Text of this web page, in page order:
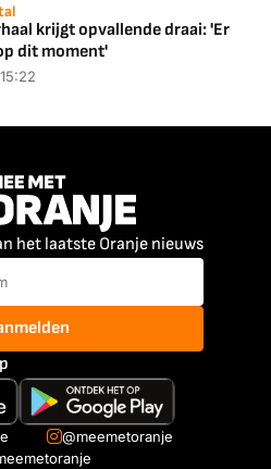
krijgt opvallende draai: 'Er
dit moment'
het laatste Oranje nieuws
@meemetoranje